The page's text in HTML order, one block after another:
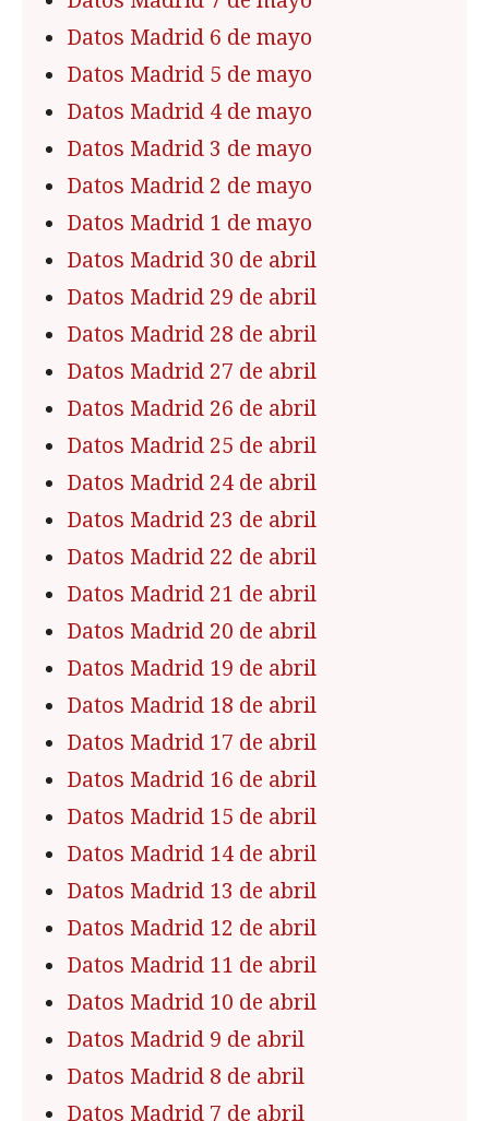
Datos Madrid 6 de mayo
Datos Madrid 5 de mayo
Datos Madrid 4 de mayo
Datos Madrid 3 de mayo
Datos Madrid 2 de mayo
Datos Madrid 1 de mayo
Datos Madrid 30 de abril
Datos Madrid 29 de abril
Datos Madrid 28 de abril
Datos Madrid 27 de abril
Datos Madrid 26 de abril
Datos Madrid 25 de abril
Datos Madrid 24 de abril
Datos Madrid 23 de abril
Datos Madrid 22 de abril
Datos Madrid 21 de abril
Datos Madrid 20 de abril
Datos Madrid 19 de abril
Datos Madrid 18 de abril
Datos Madrid 17 de abril
Datos Madrid 16 de abril
Datos Madrid 15 de abril
Datos Madrid 14 de abril
Datos Madrid 13 de abril
Datos Madrid 12 de abril
Datos Madrid 11 de abril
Datos Madrid 10 de abril
Datos Madrid 9 de abril
Datos Madrid 8 de abril
Datos Madrid 7 de abril